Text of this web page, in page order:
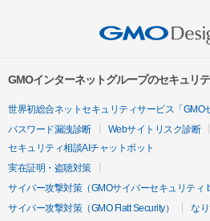
GMOインターネットグループのセキュリ
世界初総合ネットセキュリティサービス「GMO
パスワード漏洩診断
Webサイトリスク診断
セキュリティ相談AIチャットボット
実在証明・盗聴対策
サイバー攻撃対策（GMOサイバーセキュリティ
サイバー攻撃対策（GMO Flatt Security）
な